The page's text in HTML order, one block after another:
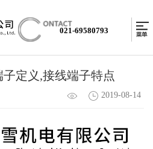
021-69580793
定义,接线端子特点
2019-08-14